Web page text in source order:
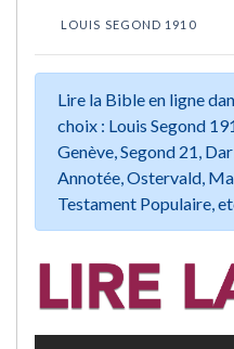
LOUIS SEGOND 1910
Lire la Bible en ligne
choix : Louis Segond
Genève, Segond 21,
Annotée, Ostervald,
Testament Populaire,